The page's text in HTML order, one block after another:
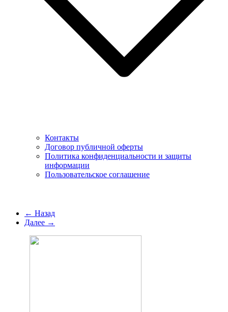
Контакты
Договор публичной оферты
Политика конфиденциальности и защиты
информации
Пользовательское соглашение
← Назад
Далее →